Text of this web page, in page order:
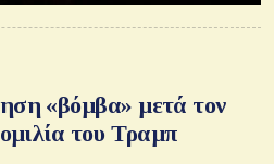
«βόμβα» μετά τον
του Τραμπ